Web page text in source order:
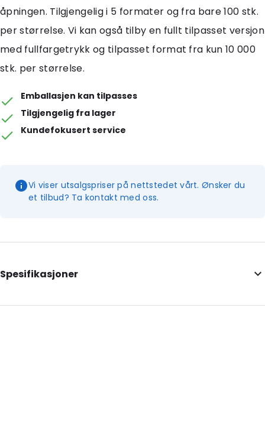
åpningen. Tilgjengelig i 5 formater og fra bare 100 stk.
per størrelse. Vi kan også tilby en fullt tilpasset versjon
med fullfargetrykk og tilpasset format fra kun 10 000
stk. per størrelse.
Emballasjen kan tilpasses
Tilgjengelig fra lager
Kundefokusert service
Vi viser utsalgspriser på nettstedet vårt. Ønsker du
et tilbud? Ta kontakt med oss.
Spesifikasjoner
Internal Length: 179